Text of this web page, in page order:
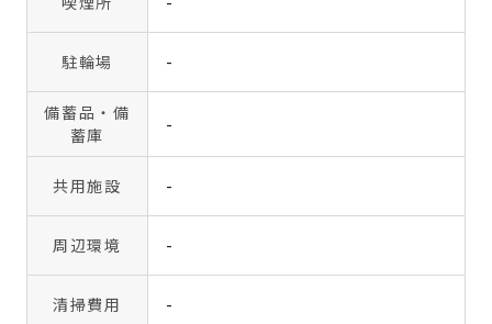
駐輪場 -
備蓄品・備
蓄庫
-
共用施設 -
周辺環境 -
清掃費用 -